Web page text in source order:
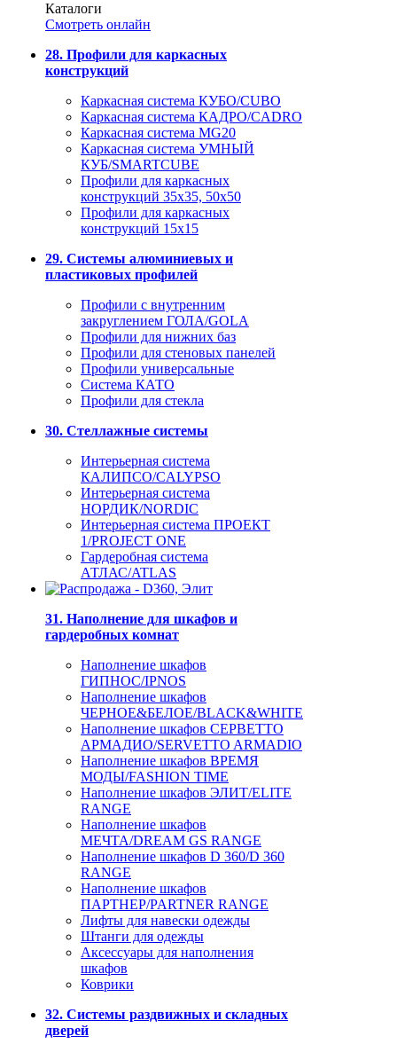
Каталоги
Смотреть онлайн
28. Профили для каркасных
конструкций
Каркасная система КУБО/CUBO
Каркасная система КАДРО/CADRO
Каркасная система MG20
Каркасная система УМНЫЙ
КУБ/SMARTCUBE
Профили для каркасных
конструкций 35x35, 50x50
Профили для каркасных
конструкций 15х15
29. Системы алюминиевых и
пластиковых профилей
Профили с внутренним
закруглением ГОЛА/GOLA
Профили для нижних баз
Профили для стеновых панелей
Профили универсальные
Система КАТО
Профили для стекла
30. Стеллажные системы
Интерьерная система
КАЛИПСО/CALYPSO
Интерьерная система
НОРДИК/NORDIC
Интерьерная система ПРОЕКТ
1/PROJECT ONE
Гардеробная система
АТЛАС/ATLAS
31. Наполнение для шкафов и
гардеробных комнат
Наполнение шкафов
ГИПНОС/IPNOS
Наполнение шкафов
ЧЕРНОЕ&БЕЛОЕ/BLACK&WHITE
Наполнение шкафов СЕРВЕТТО
АРМАДИО/SERVETTO ARMADIO
Наполнение шкафов ВРЕМЯ
МОДЫ/FASHION TIME
Наполнение шкафов ЭЛИТ/ELITE
RANGE
Наполнение шкафов
МЕЧТА/DREAM GS RANGE
Наполнение шкафов D 360/D 360
RANGE
Наполнение шкафов
ПАРТНЕР/PARTNER RANGE
Лифты для навески одежды
Штанги для одежды
Аксессуары для наполнения
шкафов
Коврики
32. Системы раздвижных и складных
дверей